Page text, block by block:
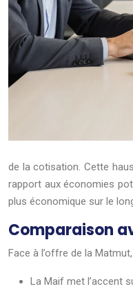
de la cotisation. Cette
rapport aux économies
plus économique sur le
Comparaison
Face à l’offre de la
La Maif met l’accent